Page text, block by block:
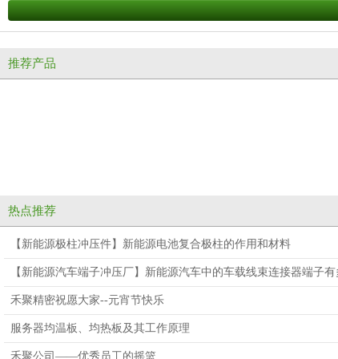
推荐产品
热点推荐
【新能源极柱冲压件】新能源电池复合极柱的作用和材料
【新能源汽车端子冲压厂】新能源汽车中的车载线束连接器端子有
禾聚精密祝愿大家--元宵节快乐
服务器均温板、均热板及其工作原理
禾聚公司——优秀员工的摇篮